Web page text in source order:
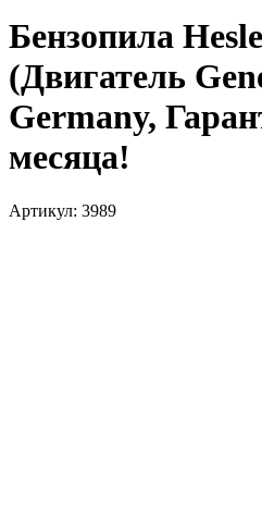
Бензопила
(Двигатель
Germany,
месяца!
Артикул: 3989